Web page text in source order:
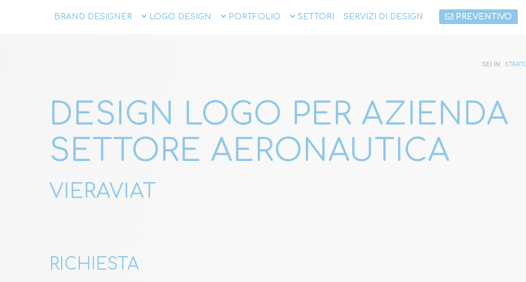
BRAND DESIGNER LOGO DESIGN PORTFOLIO SETTORI SERVIZI DI DESIGN PREVENTIVO
SEI IN:
DESIGN LOGO PER AZIENDA
SETTORE AERONAUTICA
VIERAVIAT
RICHIESTA